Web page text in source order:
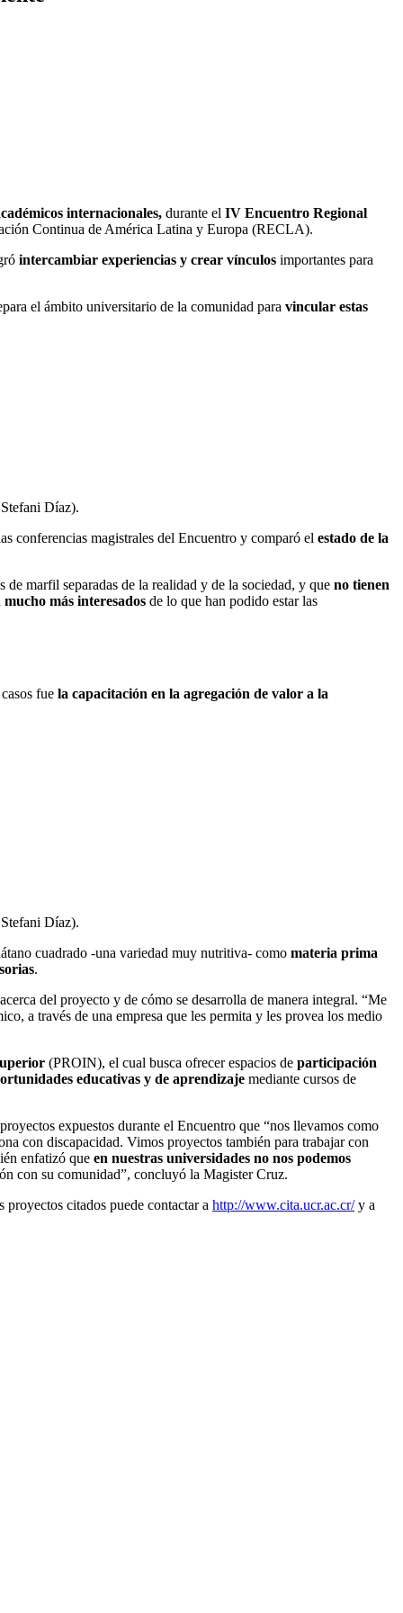
internacionales, durante el IV Encuentro Regional
Continua de América Latina y Europa (RECLA).
intercambiar experiencias y crear vínculos importantes para
el ámbito universitario de la comunidad para vincular estas
Díaz).
conferencias magistrales del Encuentro y comparó el estado de la
marfil separadas de la realidad y de la sociedad, y que no tienen
mucho más interesados de lo que han podido estar las
fue la capacitación en la agregación de valor a la
Díaz).
cuadrado -una variedad muy nutritiva- como materia prima
.
del proyecto y de cómo se desarrolla de manera integral. “Me
a través de una empresa que les permita y les provea los medio
(PROIN), el cual busca ofrecer espacios de participación
educativas y de aprendizaje mediante cursos de
expuestos durante el Encuentro que “nos llevamos como
con discapacidad. Vimos proyectos también para trabajar con
enfatizó que en nuestras universidades no nos podemos
con su comunidad”, concluyó la Magister Cruz.
citados puede contactar a http://www.cita.ucr.ac.cr/y a